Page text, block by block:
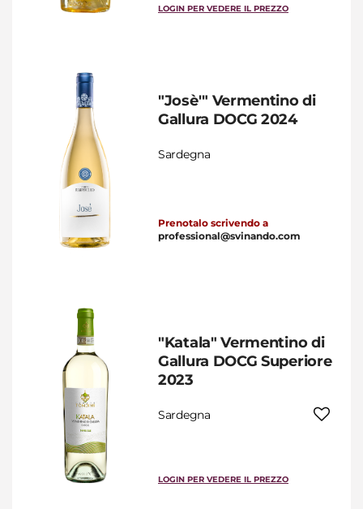
LOGIN PER VEDERE IL PREZZO
"Josè'" Vermentino di
Gallura DOCG 2024
Sardegna
Prenotalo scrivendo a
professional@svinando.com
"Katala" Vermentino di
Gallura DOCG Superiore
2023
Sardegna
LOGIN PER VEDERE IL PREZZO